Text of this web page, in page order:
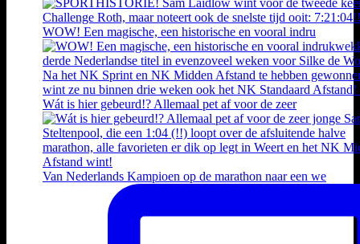
WOW! Een magische, een historische en vooral indru
Wát is hier gebeurd!? Allemaal pet af voor de zeer
Van Nederlands Kampioen op de marathon naar een we